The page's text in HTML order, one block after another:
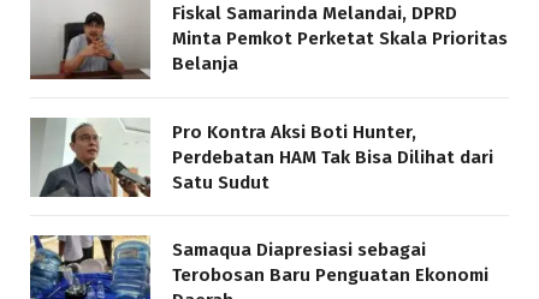
Fiskal Samarinda Melandai, DPRD
Minta Pemkot Perketat Skala Prioritas
Belanja
Pro Kontra Aksi Boti Hunter,
Perdebatan HAM Tak Bisa Dilihat dari
Satu Sudut
Samaqua Diapresiasi sebagai
Terobosan Baru Penguatan Ekonomi